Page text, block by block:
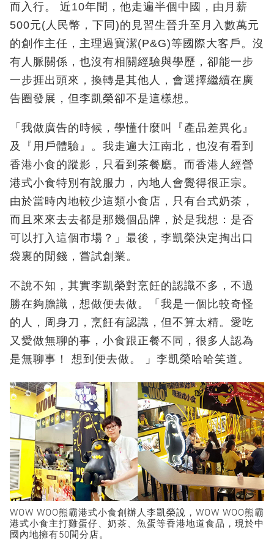
而入行。 近10年間，他走遍半個中國，由月薪
500元(人民幣，下同)的見習生晉升至月入數萬元
的創作主任，主理過寶潔(P&G)等國際大客戶。沒
有人脈關係，也沒有相關經驗與學歷，卻能一步
一步捱出頭來，換轉是其他人，會選擇繼續在廣
告圈發展，但李凱榮卻不是這樣想。
「我做廣告的時候，學懂什麼叫『產品差異化』
及『用戶體驗』。我走遍大江南北，也沒有看到
香港小食的蹤影，只看到茶餐廳。而香港人經營
港式小食特別有說服力，內地人會覺得很正宗。
由於當時內地較少這類小食店，只有台式奶茶，
而且來來去去都是那幾個品牌，於是我想：是否
可以打入這個市場？」最後，李凱榮決定掏出口
袋裏的閒錢，嘗試創業。
不說不知，其實李凱榮對烹飪的認識不多，不過
勝在夠膽識，想做便去做。「我是一個比較奇怪
的人，周身刀，烹飪有認識，但不算太精。愛吃
又愛做無聊的事，小食跟正餐不同，很多人認為
是無聊事！ 想到便去做。 」李凱榮哈哈笑道。
WOW WOO熊霸港式小食創辦人李凱榮說，WOW WOO熊霸
港式小食主打雞蛋仔、奶茶、魚蛋等香港地道食品，現於中
國內地擁有50間分店。